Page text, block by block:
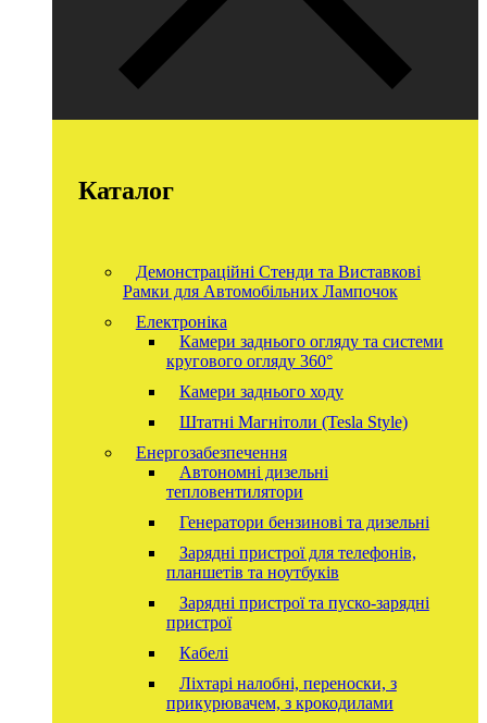
Каталог
Демонстраційні Стенди та Виставкові
Рамки для Автомобільних Лампочок
Електроніка
Камери заднього огляду та системи
кругового огляду 360°
Камери заднього ходу
Штатні Магнітоли (Tesla Style)
Енергозабезпечення
Автономні дизельні
тепловентилятори
Генератори бензинові та дизельні
Зарядні пристрої для телефонів,
планшетів та ноутбуків
Зарядні пристрої та пуско-зарядні
пристрої
Кабелі
Ліхтарі налобні, переноски, з
прикурювачем, з крокодилами